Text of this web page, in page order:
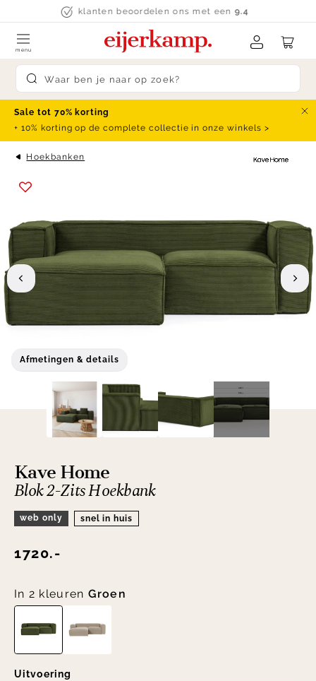
Skip to contentklanten beoordelen ons met een 9.4
Submit search
menu
Sale tot 70% korting
+ 10% korting op de complete collectie in onze winkels >
Hoekbanken
Afmetingen & details
Kave Home
Blok 2-Zits Hoekbank
web only snel in huis
1720.-
In 2 kleuren Groen
Uitvoering